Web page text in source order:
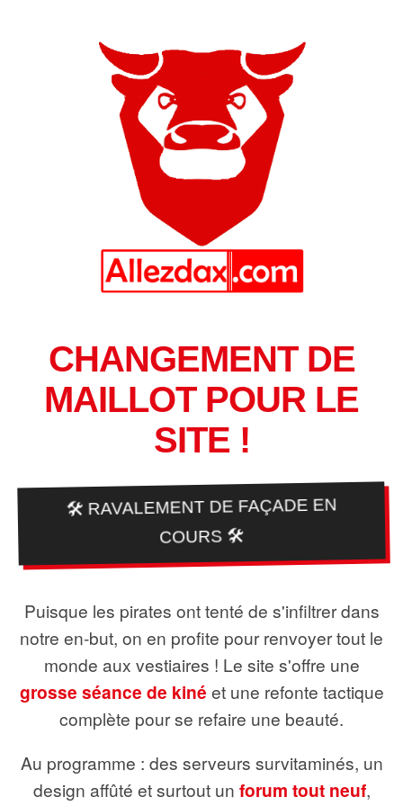
CHANGEMENT DE
MAILLOT POUR LE
SITE !
🛠️ RAVALEMENT DE FAÇADE EN
COURS 🛠️
Puisque les pirates ont tenté de s'infiltrer dans
notre en-but, on en profite pour renvoyer tout le
monde aux vestiaires ! Le site s'offre une
grosse séance de kiné et une refonte tactique
complète pour se refaire une beauté.
Au programme : des serveurs survitaminés, un
design affûté et surtout un forum tout neuf,